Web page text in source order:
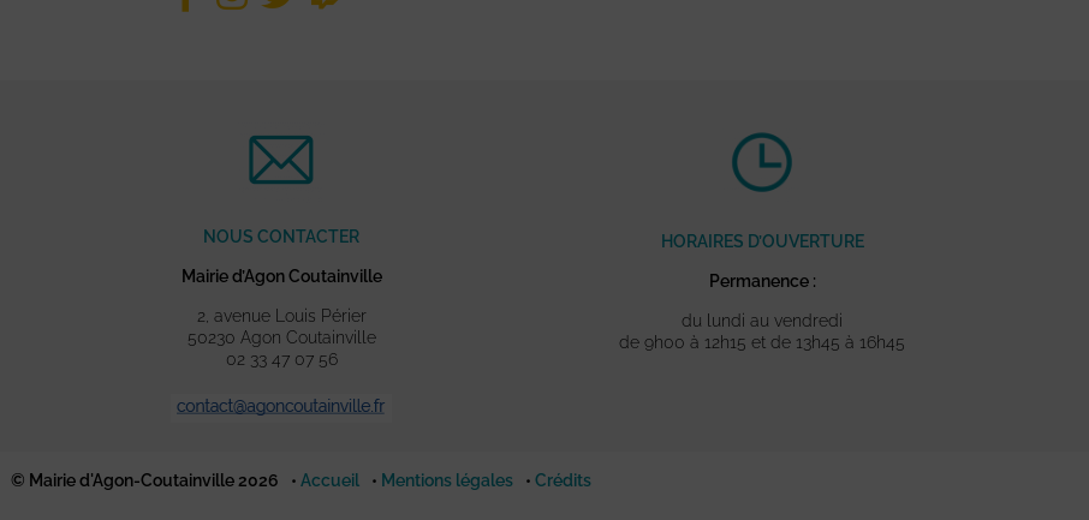
NOUS CONTACTER
Mairie d’Agon Coutainville
2, avenue Louis Périer
50230 Agon Coutainville
02 33 47 07 56
HORAIRES D’OUVERTURE
Permanence :
du lundi au vendredi
de 9h00 à 12h15 et de 13h45 à 16h45
© Mairie d'Agon-Coutainville 2026 Accueil Mentions légales Crédits